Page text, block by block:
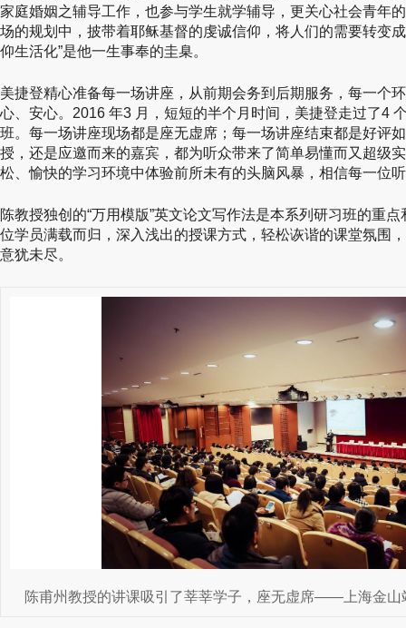
家庭婚姻之辅导工作，也参与学生就学辅导，更关心社会青年
场的规划中，披带着耶稣基督的虔诚信仰，将人们的需要转变
仰生活化”是他一生事奉的圭臬。
美捷登精心准备每一场讲座，从前期会务到后期服务，每一个
心、安心。2016 年3 月，短短的半个月时间，美捷登走过了4
班。每一场讲座现场都是座无虚席；每一场讲座结束都是好评
授，还是应邀而来的嘉宾，都为听众带来了简单易懂而又超级
松、愉快的学习环境中体验前所未有的头脑风暴，相信每一位
陈教授独创的“万用模版”英文论文写作法是本系列研习班的重
位学员满载而归，深入浅出的授课方式，轻松诙谐的课堂氛围
意犹未尽。
陈甫州教授的讲课吸引了莘莘学子，座无虚席——上海金山